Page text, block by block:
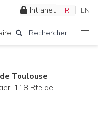
Intranet FR EN
Rechercher
Toulouse
118 Rte de